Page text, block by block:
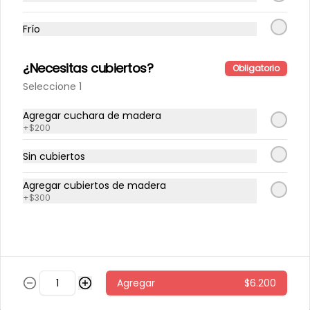
horno con cascara, repollo morado,
zanahoria, pollo grille en cubos,
$6.800
arroz integral tibio, espinaca,
cilantro, repollo morado, zanahoria,
pollo grille en cubos, aderezo de
Sandwich 🍔
Frío
¿Necesitas cubiertos? Obligatorio
Seleccione 1
Agregar cuchara de madera
+$200
Sin cubiertos
Agregar cubiertos de madera
+$300
Agregar $6.200